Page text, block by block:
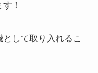
！
して取り入れるこ